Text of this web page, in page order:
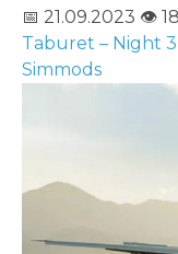
📅 21.09.2023 👁️
Taburet – Night
Simmods